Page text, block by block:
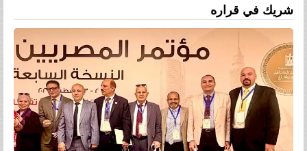
شريك في قراره